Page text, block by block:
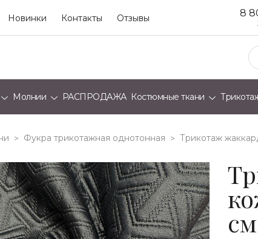
Новинки Контакты Отзывы 8
Молнии РАСПРОДАЖА Костюмные ткани
> Фукра трикотажная однотонная > трикотаж